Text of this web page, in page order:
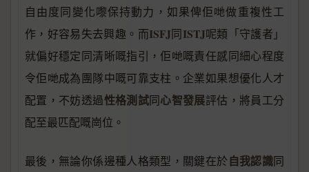
自由度同變化嚟保持動力，如果俾佢哋做重複性工
作，好容易失去興趣。而ISFJ同ISTJ呢類「守護者」
就偏好穩定同清晰嘅指引，佢哋嘅責任感同細心程度
令佢哋成為團隊中嘅可靠支柱。企業如果想優化人才
配置，不妨透過性格測試同心智發展評估，將員工分
配至最匹配嘅崗位。
最後，無論你係邊種人格類型，關鍵在於自我認識同